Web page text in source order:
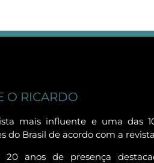
O RICARDO
mais influente e uma das
do Brasil de acordo com a
20 anos de presença